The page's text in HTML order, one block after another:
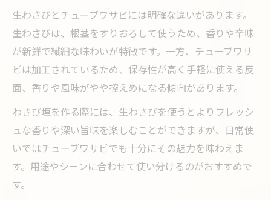
生わさびとチューブワサビには明確な違いがあります。
生わさびは、根茎をすりおろして使うため、香りや辛味
が新鮮で繊細な味わいが特徴です。一方、チューブワサ
ビは加工されているため、保存性が高く手軽に使える反
面、香りや風味がやや控えめになる傾向があります。
わさび塩を作る際には、生わさびを使うとよりフレッシ
ュな香りや深い旨味を楽しむことができますが、日常使
いではチューブワサビでも十分にその魅力を味わえま
す。用途やシーンに合わせて使い分けるのがおすすめで
す。